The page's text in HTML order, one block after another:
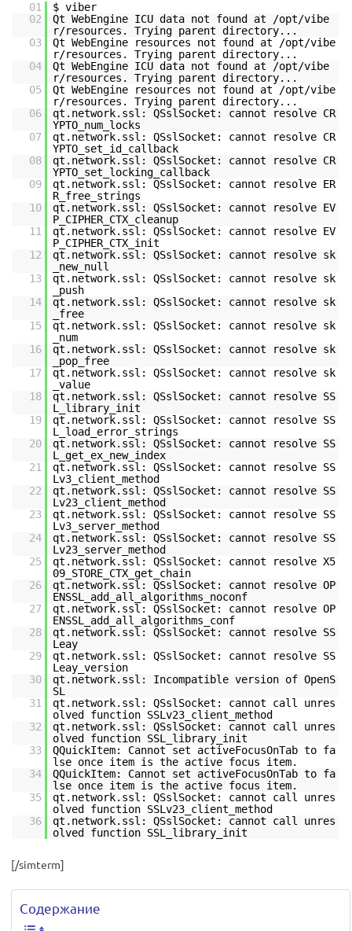
01
$ viber
02
Qt WebEngine ICU data not found at /opt/vibe
r/resources. Trying parent directory...
03
Qt WebEngine resources not found at /opt/vibe
r/resources. Trying parent directory...
04
Qt WebEngine ICU data not found at /opt/vibe
r/resources. Trying parent directory...
05
Qt WebEngine resources not found at /opt/vibe
r/resources. Trying parent directory...
06
qt.network.ssl: QSslSocket: cannot resolve CR
YPTO_num_locks
07
qt.network.ssl: QSslSocket: cannot resolve CR
YPTO_set_id_callback
08
qt.network.ssl: QSslSocket: cannot resolve CR
YPTO_set_locking_callback
09
qt.network.ssl: QSslSocket: cannot resolve ER
R_free_strings
10
qt.network.ssl: QSslSocket: cannot resolve EV
P_CIPHER_CTX_cleanup
11
qt.network.ssl: QSslSocket: cannot resolve EV
P_CIPHER_CTX_init
12
qt.network.ssl: QSslSocket: cannot resolve sk
_new_null
13
qt.network.ssl: QSslSocket: cannot resolve sk
_push
14
qt.network.ssl: QSslSocket: cannot resolve sk
_free
15
qt.network.ssl: QSslSocket: cannot resolve sk
_num
16
qt.network.ssl: QSslSocket: cannot resolve sk
_pop_free
17
qt.network.ssl: QSslSocket: cannot resolve sk
_value
18
qt.network.ssl: QSslSocket: cannot resolve SS
L_library_init
19
qt.network.ssl: QSslSocket: cannot resolve SS
L_load_error_strings
20
qt.network.ssl: QSslSocket: cannot resolve SS
L_get_ex_new_index
21
qt.network.ssl: QSslSocket: cannot resolve SS
Lv3_client_method
22
qt.network.ssl: QSslSocket: cannot resolve SS
Lv23_client_method
23
qt.network.ssl: QSslSocket: cannot resolve SS
Lv3_server_method
24
qt.network.ssl: QSslSocket: cannot resolve SS
Lv23_server_method
25
qt.network.ssl: QSslSocket: cannot resolve X5
09_STORE_CTX_get_chain
26
qt.network.ssl: QSslSocket: cannot resolve OP
ENSSL_add_all_algorithms_noconf
27
qt.network.ssl: QSslSocket: cannot resolve OP
ENSSL_add_all_algorithms_conf
28
qt.network.ssl: QSslSocket: cannot resolve SS
Leay
29
qt.network.ssl: QSslSocket: cannot resolve SS
Leay_version
30
qt.network.ssl: Incompatible version of OpenS
SL
31
qt.network.ssl: QSslSocket: cannot call unres
olved function SSLv23_client_method
32
qt.network.ssl: QSslSocket: cannot call unres
olved function SSL_library_init
33
QQuickItem: Cannot set activeFocusOnTab to fa
lse once item is the active focus item.
34
QQuickItem: Cannot set activeFocusOnTab to fa
lse once item is the active focus item.
35
qt.network.ssl: QSslSocket: cannot call unres
olved function SSLv23_client_method
36
qt.network.ssl: QSslSocket: cannot call unres
olved function SSL_library_init
[/simterm]
Содержание